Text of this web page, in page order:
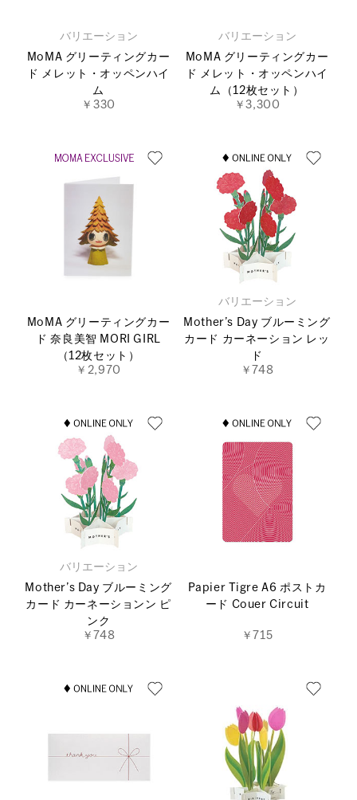
バリエーション
MoMA グリーティングカー
ド メレット・オッペンハイ
ム
￥330
バリエーション
MoMA グリーティングカー
ド メレット・オッペンハイ
ム（12枚セット）
￥3,300
MoMA グリーティングカー
ド 奈良美智 MORI GIRL
（12枚セット）
￥2,970
バリエーション
Mother’s Day ブルーミング
カード カーネーション レッ
ド
￥748
バリエーション
Mother’s Day ブルーミング
カード カーネーションン ピ
ンク
￥748
Papier Tigre A6 ポストカ
ード Couer Circuit
￥715